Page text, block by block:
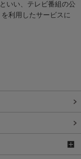
いい、テレビ番組の公
利用したサービスに